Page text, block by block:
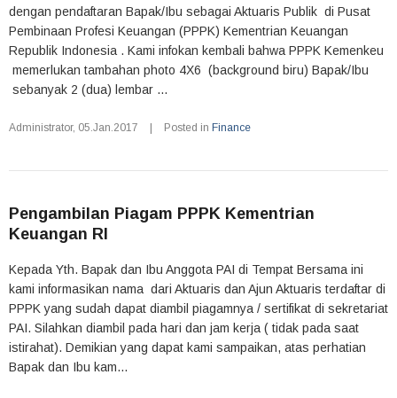
dengan pendaftaran Bapak/Ibu sebagai Aktuaris Publik di Pusat
Pembinaan Profesi Keuangan (PPPK) Kementrian Keuangan
Republik Indonesia . Kami infokan kembali bahwa PPPK Kemenkeu
memerlukan tambahan photo 4X6 (background biru) Bapak/Ibu
sebanyak 2 (dua) lembar ...
Administrator, 05.Jan.2017 Posted in Finance
Pengambilan Piagam PPPK Kementrian
Keuangan RI
Kepada Yth. Bapak dan Ibu Anggota PAI di Tempat Bersama ini
kami informasikan nama dari Aktuaris dan Ajun Aktuaris terdaftar di
PPPK yang sudah dapat diambil piagamnya / sertifikat di sekretariat
PAI. Silahkan diambil pada hari dan jam kerja ( tidak pada saat
istirahat). Demikian yang dapat kami sampaikan, atas perhatian
Bapak dan Ibu kam...